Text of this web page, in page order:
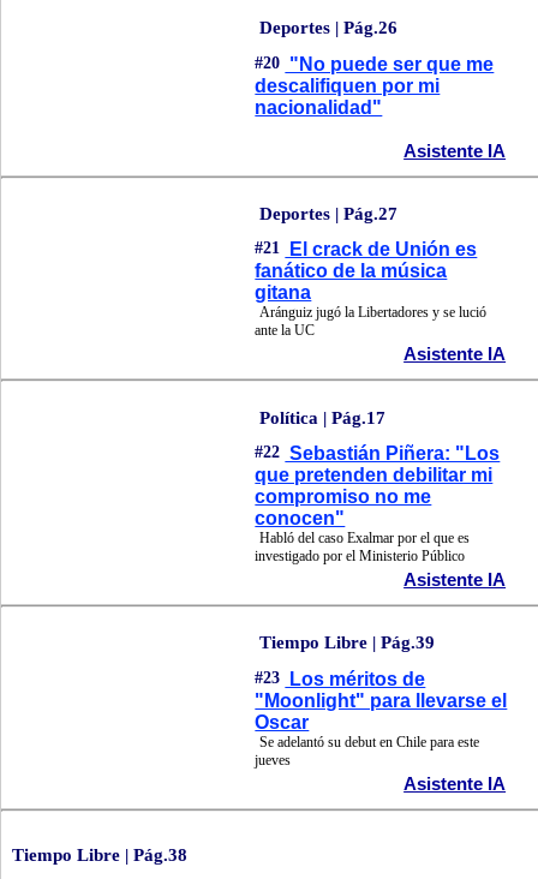
Deportes | Pág.26
#20 "No puede ser que me
descalifiquen por mi
nacionalidad"
Asistente IA
Deportes | Pág.27
#21
El crack de Unión es
fanático de la música
gitana
Aránguiz jugó la Libertadores y se lució
ante la UC
Asistente IA
Política | Pág.17
#22 Sebastián Piñera: "Los
que pretenden debilitar mi
compromiso no me
conocen"
Habló del caso Exalmar por el que es
investigado por el Ministerio Público
Asistente IA
Tiempo Libre | Pág.39
#23
Los méritos de
"Moonlight" para llevarse el
Oscar
Se adelantó su debut en Chile para este
jueves
Asistente IA
Tiempo Libre | Pág.38